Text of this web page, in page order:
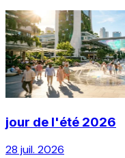
jour de l'été 2026
28 juil. 2026